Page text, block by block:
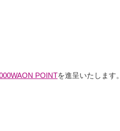
POINTを進呈いたします。